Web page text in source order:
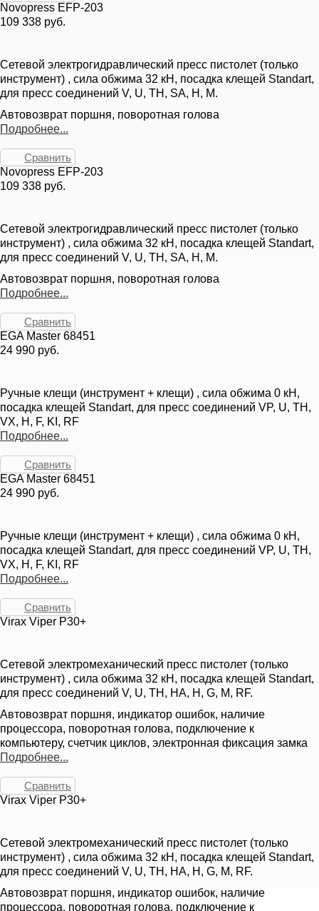
Novopress EFP-203
109 338 руб.
Сетевой электрогидравлический пресс пистолет (только
инструмент) , сила обжима 32 кН, посадка клещей Standart,
для пресс соединений V, U, TH, SA, H, M.
Автовозврат поршня, поворотная голова
Подробнее...
Сравнить
Novopress EFP-203
109 338 руб.
Сетевой электрогидравлический пресс пистолет (только
инструмент) , сила обжима 32 кН, посадка клещей Standart,
для пресс соединений V, U, TH, SA, H, M.
Автовозврат поршня, поворотная голова
Подробнее...
Сравнить
EGA Master 68451
24 990 руб.
Ручные клещи (инструмент + клещи) , сила обжима 0 кН,
посадка клещей Standart, для пресс соединений VP, U, TH,
VX, H, F, KI, RF
Подробнее...
Сравнить
EGA Master 68451
24 990 руб.
Ручные клещи (инструмент + клещи) , сила обжима 0 кН,
посадка клещей Standart, для пресс соединений VP, U, TH,
VX, H, F, KI, RF
Подробнее...
Сравнить
Virax Viper P30+
Сетевой электромеханический пресс пистолет (только
инструмент) , сила обжима 32 кН, посадка клещей Standart,
для пресс соединений V, U, TH, HA, H, G, M, RF.
Автовозврат поршня, индикатор ошибок, наличие
процессора, поворотная голова, подключение к
компьютеру, счетчик циклов, электронная фиксация замка
Подробнее...
Сравнить
Virax Viper P30+
Сетевой электромеханический пресс пистолет (только
инструмент) , сила обжима 32 кН, посадка клещей Standart,
для пресс соединений V, U, TH, HA, H, G, M, RF.
Автовозврат поршня, индикатор ошибок, наличие
процессора, поворотная голова, подключение к